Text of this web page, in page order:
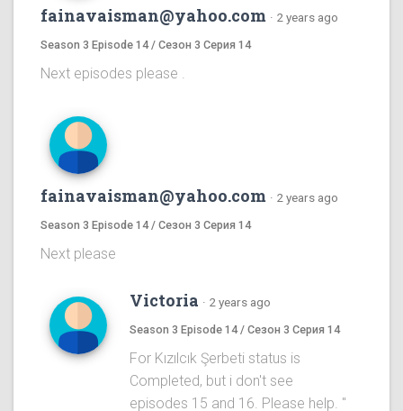
fainavaisman@yahoo.com · 2 years ago
Season 3 Episode 14 / Сезон 3 Серия 14
Next episodes please .
fainavaisman@yahoo.com · 2 years ago
Season 3 Episode 14 / Сезон 3 Серия 14
Next please
Victoria · 2 years ago
Season 3 Episode 14 / Сезон 3 Серия 14
For Kızılcık Şerbeti status is
Completed, but i don't see
episodes 15 and 16. Please help. "